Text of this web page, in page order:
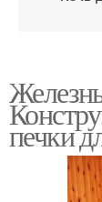
Печь
Печи для
печки